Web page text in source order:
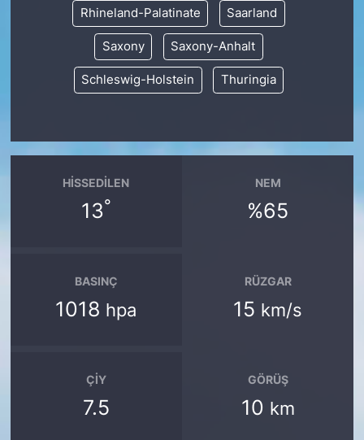
Rhineland-Palatinate Saarland
Saxony Saxony-Anhalt
Schleswig-Holstein Thuringia
HISSEDILEN
13°
NEM
%65
BASINÇ
1018 hpa
RÜZGAR
15 km/s
ÇIY
7.5
GÖRÜŞ
10 km